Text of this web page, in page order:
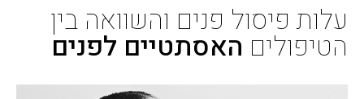
עלות פיסול פנים והשוואה בין
הטיפולים האסתטיים לפנים